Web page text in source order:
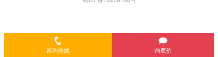
咨询热线 询底价